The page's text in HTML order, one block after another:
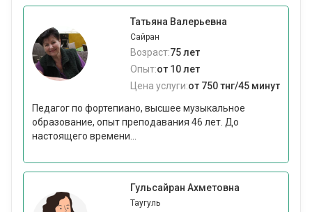
Татьяна Валерьевна
Сайран
Возраст:75 лет
Опыт:от 10 лет
Цена услуги:от 750 тнг/45 минут
Педагог по фортепиано, высшее музыкальное
образование, опыт преподавания 46 лет. До
настоящего времени...
Гульсайран Ахметовна
Таугуль